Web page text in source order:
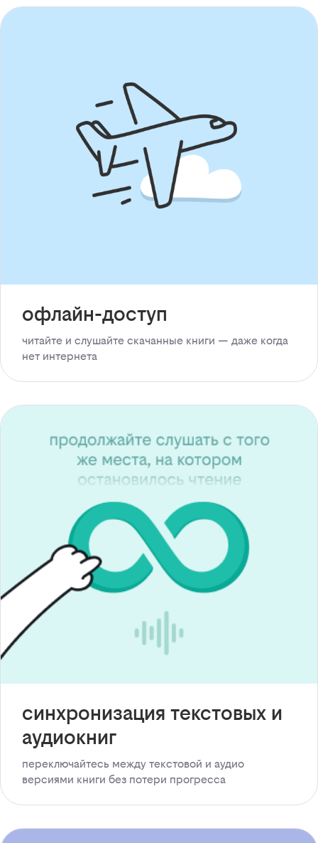
офлайн-доступ
читайте и слушайте скачанные книги — даже когда
нет интернета
синхронизация текстовых и
аудиокниг
переключайтесь между текстовой и аудио
версиями книги без потери прогресса